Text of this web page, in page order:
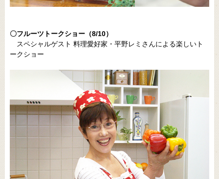
〇フルーツトークショー（8/10）
スペシャルゲスト 料理愛好家・平野レミさんによる楽しいト
ークショー